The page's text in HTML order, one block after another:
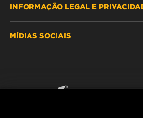
ONDE COMPRAR
CONTACTE NOS
INFORMAÇÃO LEGAL E
MÍDIAS SOCIAIS